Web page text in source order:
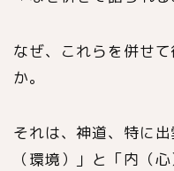
なぜ、これらを併せ
か。
それは、神道、特に
（環境）」と「内（